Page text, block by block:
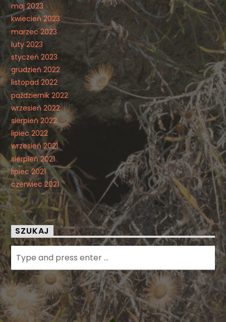
maj 2023
kwiecień 2023
marzec 2023
luty 2023
styczeń 2023
grudzień 2022
listopad 2022
październik 2022
wrzesień 2022
sierpień 2022
lipiec 2022
wrzesień 2021
sierpień 2021
lipiec 2021
czerwiec 2021
SZUKAJ